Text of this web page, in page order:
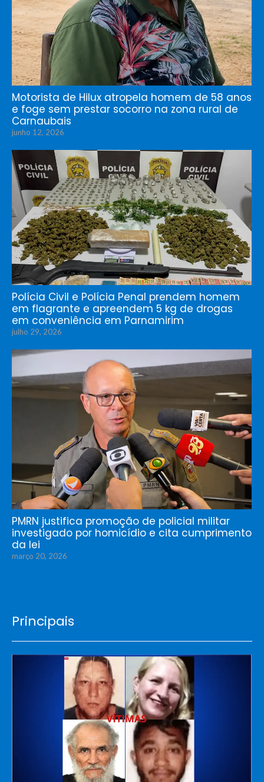
Motorista de Hilux atropela homem de 58 anos
e foge sem prestar socorro na zona rural de
Carnaubais
junho 12, 2026
Polícia Civil e Polícia Penal prendem homem
em flagrante e apreendem 5 kg de drogas
em conveniência em Parnamirim
julho 29, 2026
PMRN justifica promoção de policial militar
investigado por homicídio e cita cumprimento
da lei
março 20, 2026
Principais